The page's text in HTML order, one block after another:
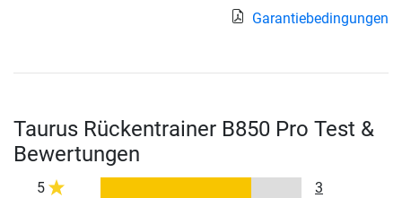
Garantiebedingungen
Taurus Rückentrainer B850 Pro Test &
Bewertungen
5
3